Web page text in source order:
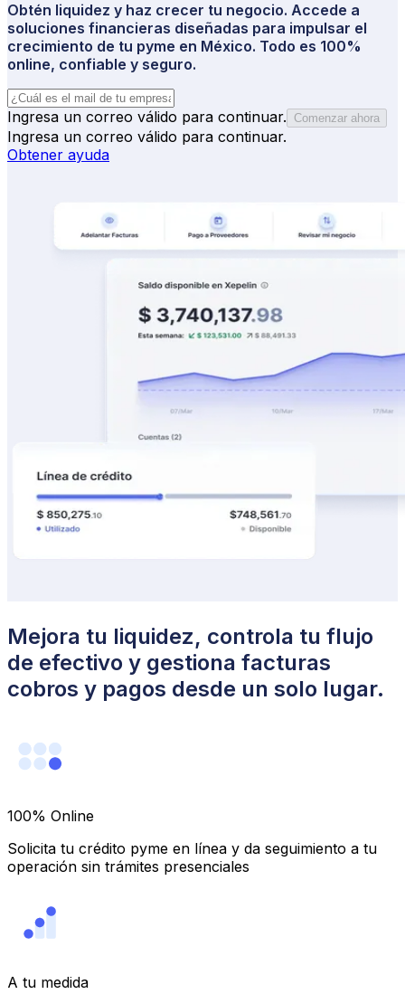
Obtén liquidez y haz crecer tu negocio. Accede a
soluciones financieras diseñadas para impulsar el
crecimiento de tu pyme en México. Todo es 100%
online, confiable y seguro.
Ingresa un correo válido para continuar. Comenzar ahora
Ingresa un correo válido para continuar.
Obtener ayuda
Mejora tu liquidez, controla tu flujo
de efectivo y gestiona facturas
cobros y pagos desde un solo lugar.
100% Online
Solicita tu crédito pyme en línea y da seguimiento a tu
operación sin trámites presenciales
A tu medida